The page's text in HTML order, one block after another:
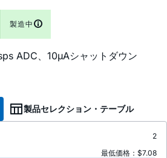
製造中
ADC、10µAシャットダウン
製品セレクション・テーブル
2
最低価格：$7.08